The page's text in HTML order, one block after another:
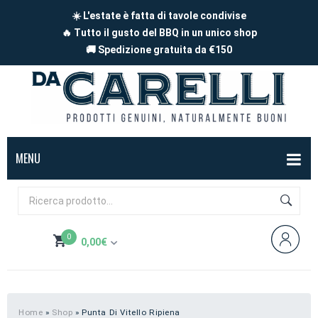
☀️ L'estate è fatta di tavole condivise
🔥 Tutto il gusto del BBQ in un unico shop
🚚 Spedizione gratuita da €150
MENU
BOX
FORMAGGI
Pecora
A pezzi
Carne di maiale
BBQ
0 0,00€
Subtotale:
Home » Shop »Punta Di Vitello Ripiena